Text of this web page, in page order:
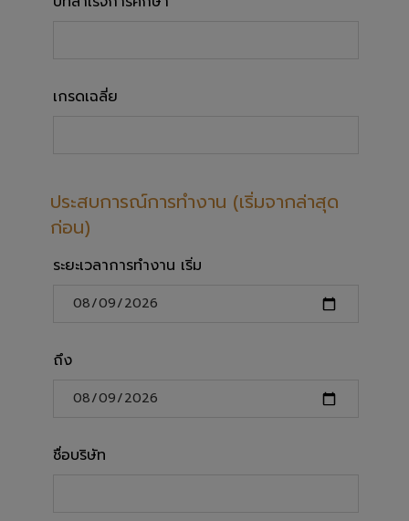
เกรดเฉลี่ย
ประสบการณ์การทำงาน (เริ่มจากล่าสุด
ก่อน)
ระยะเวลาการทำงาน เริ่ม
ถึง
ชื่อบริษัท